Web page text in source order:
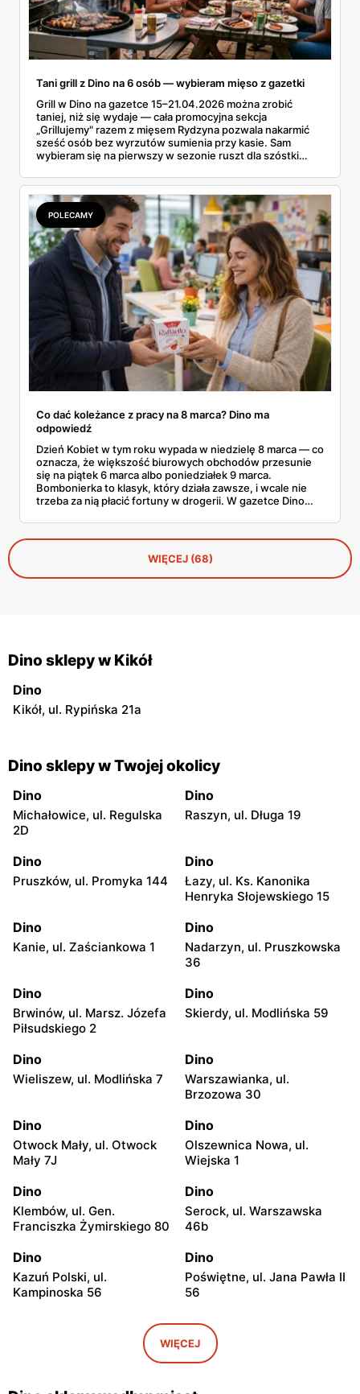
Tani grill z Dino na 6 osób — wybieram mięso z gazetki
Grill w Dino na gazetce 15–21.04.2026 można zrobić
taniej, niż się wydaje — cała promocyjna sekcja
„Grillujemy" razem z mięsem Rydzyna pozwala nakarmić
sześć osób bez wyrzutów sumienia przy kasie. Sam
wybieram się na pierwszy w sezonie ruszt dla szóstki
porannej kawie. Kiełbasa Biesiadna za 11,99 zł,
marynowane udko z kurczaka po 15,99 zł za kilogram,
szynka wykwintna Rydzyna po 37,99. Sprawdzam, co
naprawdę wchodzi do koszyka, a co lepiej zostawić na
półce.
POLECAMY
Co dać koleżance z pracy na 8 marca? Dino ma
odpowiedź
Dzień Kobiet w tym roku wypada w niedzielę 8 marca — co
oznacza, że większość biurowych obchodów przesunie
się na piątek 6 marca albo poniedziałek 9 marca.
Bombonierka to klasyk, który działa zawsze, i wcale nie
trzeba za nią płacić fortuny w drogerii. W gazetce Dino
Rocher, Lindora i kilka innych markowych propozycji w
cenach, które robią różnicę. Zdążysz spokojnie — masz
WIĘCEJ (68)
Dino sklepy w Kikół
Dino
Kikół, ul. Rypińska 21a
Dino sklepy w Twojej okolicy
Dino
Michałowice, ul. Regulska
2D
Dino
Raszyn, ul. Długa 19
Dino
Pruszków, ul. Promyka 144
Dino
Łazy, ul. Ks. Kanonika
Henryka Słojewskiego 15
Dino
Kanie, ul. Zaściankowa 1
Dino
Nadarzyn, ul. Pruszkowska
36
Dino
Brwinów, ul. Marsz. Józefa
Piłsudskiego 2
Dino
Skierdy, ul. Modlińska 59
Dino
Wieliszew, ul. Modlińska 7
Dino
Warszawianka, ul.
Brzozowa 30
Dino
Otwock Mały, ul. Otwock
Mały 7J
Dino
Olszewnica Nowa, ul.
Wiejska 1
Dino
Klembów, ul. Gen.
Franciszka Żymirskiego 80
Dino
Serock, ul. Warszawska
46b
Dino
Kazuń Polski, ul.
Kampinoska 56
Dino
Poświętne, ul. Jana Pawła II
56
Dino
Bieniewice, ul. Błońska 52
Dino Dino
WIĘCEJ